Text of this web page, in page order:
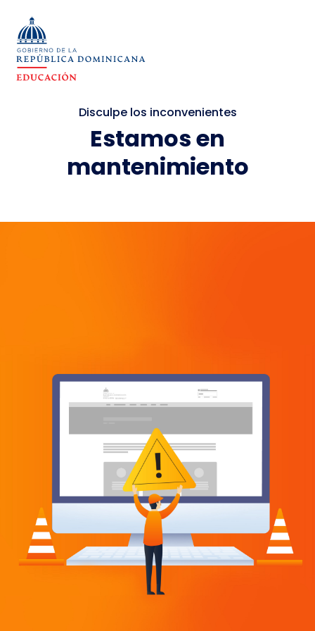
Disculpe los inconvenientes
Estamos en
mantenimiento